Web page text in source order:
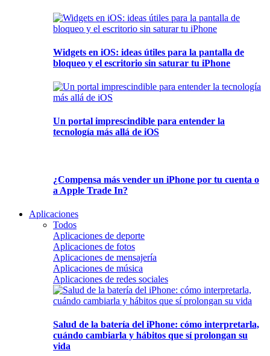
Widgets en iOS: ideas útiles para la pantalla de
bloqueo y el escritorio sin saturar tu iPhone
Un portal imprescindible para entender la
tecnología más allá de iOS
¿Compensa más vender un iPhone por tu cuenta o
a Apple Trade In?
Aplicaciones
Todos
Aplicaciones de deporte
Aplicaciones de fotos
Aplicaciones de mensajería
Aplicaciones de música
Aplicaciones de redes sociales
Salud de la batería del iPhone: cómo interpretarla,
cuándo cambiarla y hábitos que sí prolongan su
vida